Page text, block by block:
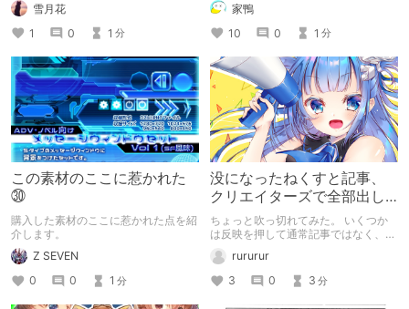
雪月花
1
0 1 分
家鴨
10
0 1 分
この素材のここに惹かれた
㉚
購入した素材のここに惹かれた点を紹
介します。
Z SEVEN
0
0 1 分
没になったねくすと記事、
クリエイターズで全部出し
てみます。
ちょっと吹っ切れてみた。 いくつか
は反映を押して通常記事ではなく、ク
なと。rururur
3
0 3 分